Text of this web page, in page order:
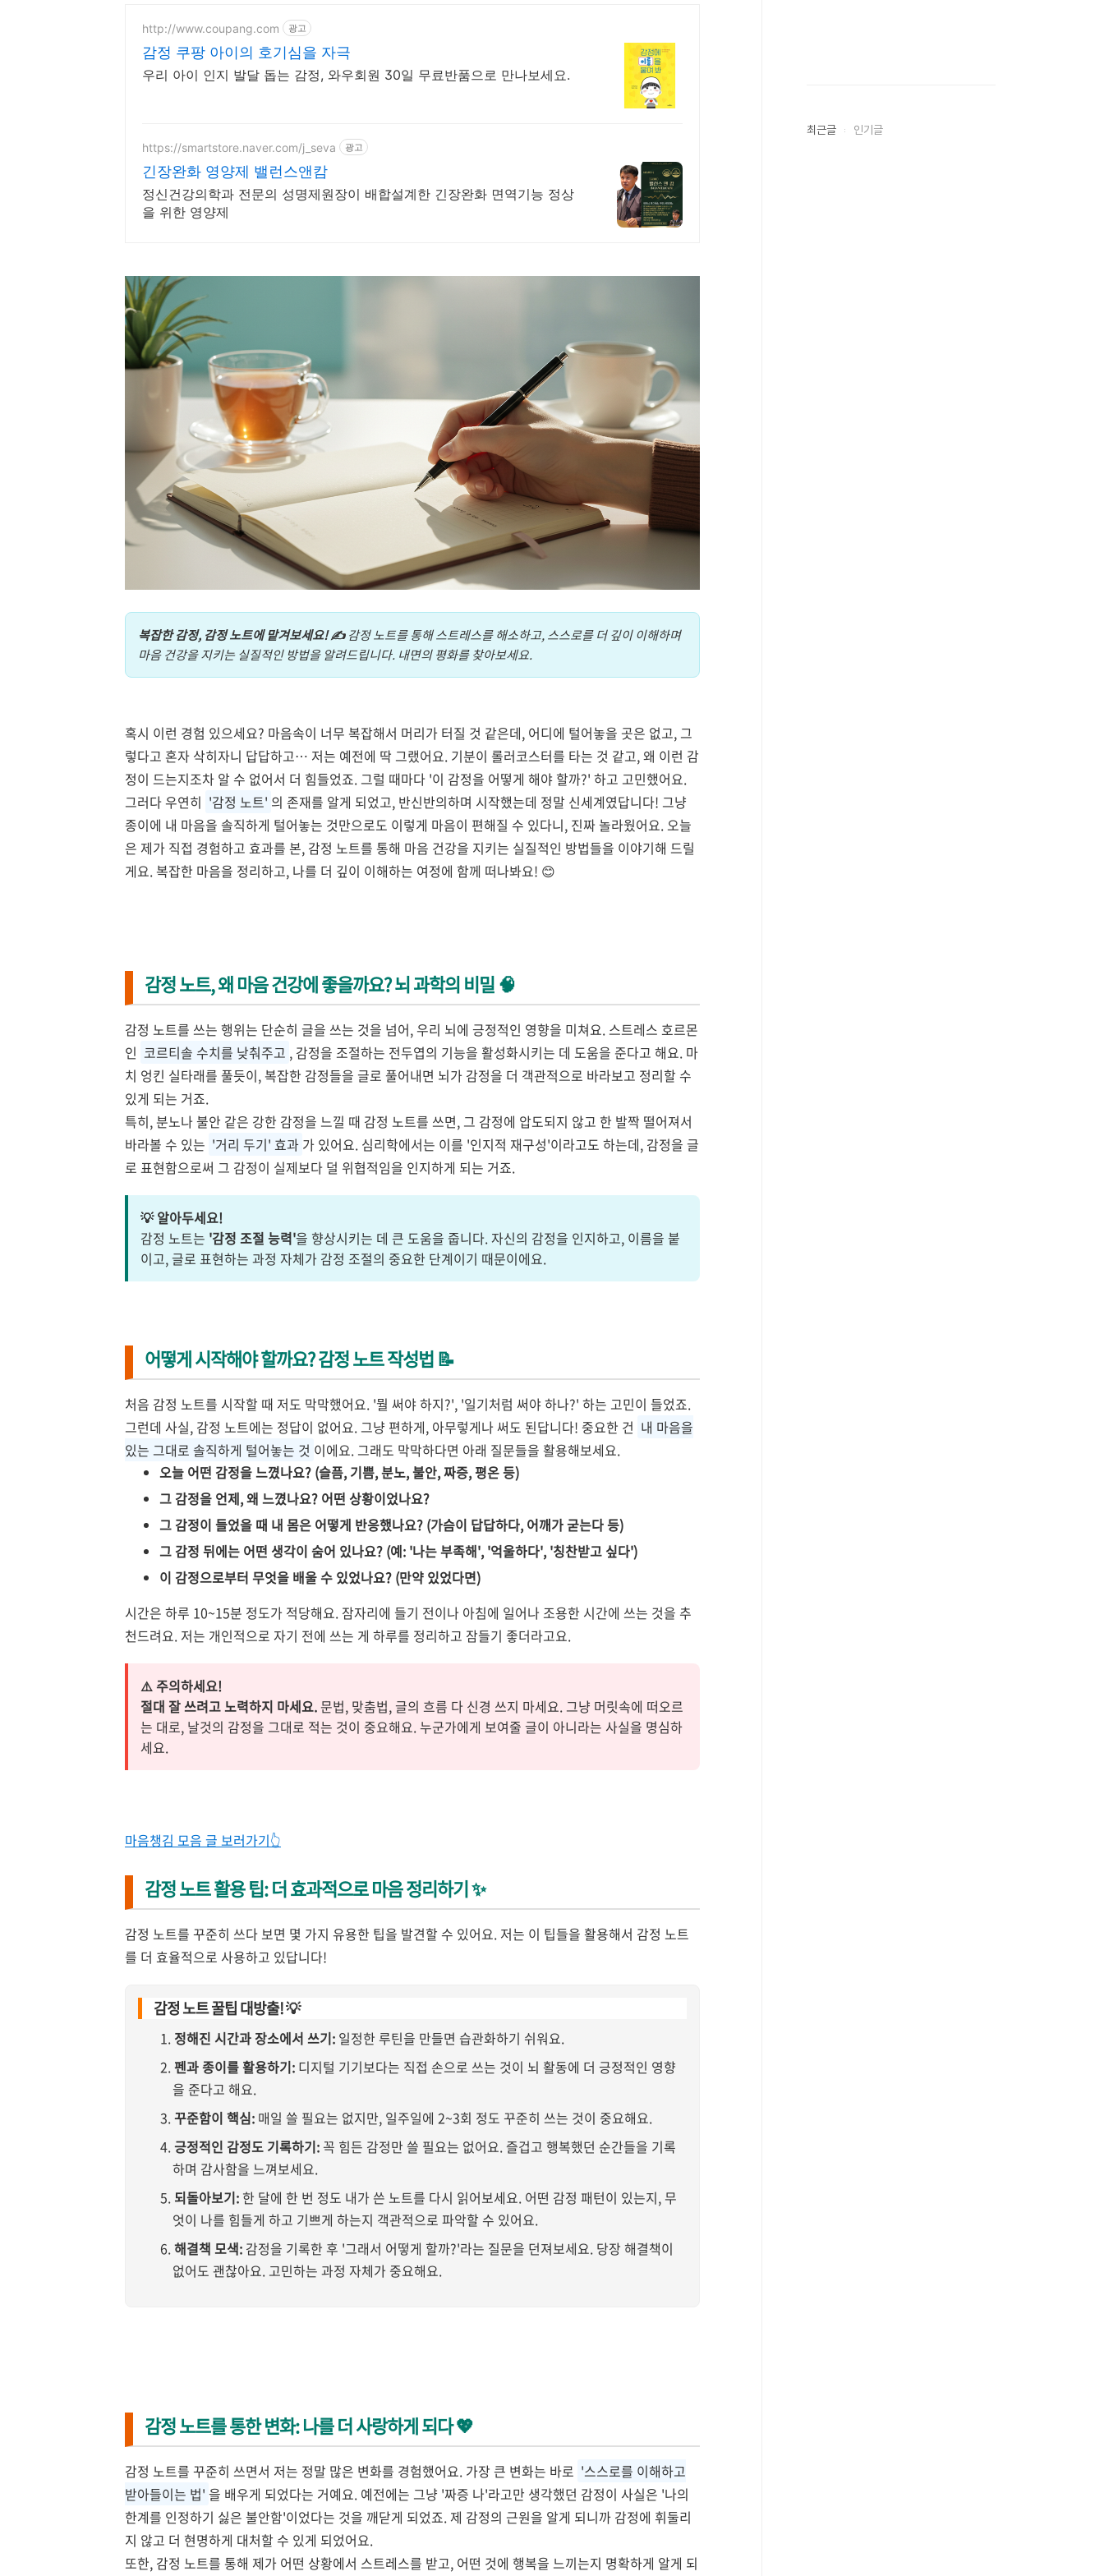
http://www.coupang.com 광고
감정 쿠팡 아이의 호기심을 자극
우리 아이 인지 발달 돕는 감정, 와우회원 30일 무료반품으로 만나보세요.
https://smartstore.naver.com/j_seva 광고
긴장완화 영양제 밸런스앤캄
정신건강의학과 전문의 성명제원장이 배합설계한 긴장완화 면역기능 정상
을 위한 영양제
복잡한 감정, 감정 노트에 맡겨보세요! ✍️감정 노트를 통해 스트레스를 해소하고, 스스로를 더 깊이 이해하며
마음 건강을 지키는 실질적인 방법을 알려드립니다. 내면의 평화를 찾아보세요.
혹시 이런 경험 있으세요? 마음속이 너무 복잡해서 머리가 터질 것 같은데, 어디에 털어놓을 곳은 없고, 그
렇다고 혼자 삭히자니 답답하고… 저는 예전에 딱 그랬어요. 기분이 롤러코스터를 타는 것 같고, 왜 이런 감
정이 드는지조차 알 수 없어서 더 힘들었죠. 그럴 때마다 '이 감정을 어떻게 해야 할까?' 하고 고민했어요.
그러다 우연히 '감정 노트' 의 존재를 알게 되었고, 반신반의하며 시작했는데 정말 신세계였답니다! 그냥
종이에 내 마음을 솔직하게 털어놓는 것만으로도 이렇게 마음이 편해질 수 있다니, 진짜 놀라웠어요. 오늘
은 제가 직접 경험하고 효과를 본, 감정 노트를 통해 마음 건강을 지키는 실질적인 방법들을 이야기해 드릴
게요. 복잡한 마음을 정리하고, 나를 더 깊이 이해하는 여정에 함께 떠나봐요! 😊
감정 노트, 왜 마음 건강에 좋을까요? 뇌 과학의 비밀 🧠
감정 노트를 쓰는 행위는 단순히 글을 쓰는 것을 넘어, 우리 뇌에 긍정적인 영향을 미쳐요. 스트레스 호르몬
인 코르티솔 수치를 낮춰주고 , 감정을 조절하는 전두엽의 기능을 활성화시키는 데 도움을 준다고 해요. 마
치 엉킨 실타래를 풀듯이, 복잡한 감정들을 글로 풀어내면 뇌가 감정을 더 객관적으로 바라보고 정리할 수
있게 되는 거죠.
특히, 분노나 불안 같은 강한 감정을 느낄 때 감정 노트를 쓰면, 그 감정에 압도되지 않고 한 발짝 떨어져서
바라볼 수 있는 '거리 두기' 효과 가 있어요. 심리학에서는 이를 '인지적 재구성'이라고도 하는데, 감정을 글
로 표현함으로써 그 감정이 실제보다 덜 위협적임을 인지하게 되는 거죠.
💡 알아두세요!
감정 노트는 '감정 조절 능력'을 향상시키는 데 큰 도움을 줍니다. 자신의 감정을 인지하고, 이름을 붙
이고, 글로 표현하는 과정 자체가 감정 조절의 중요한 단계이기 때문이에요.
어떻게 시작해야 할까요? 감정 노트 작성법 📝
처음 감정 노트를 시작할 때 저도 막막했어요. '뭘 써야 하지?', '일기처럼 써야 하나?' 하는 고민이 들었죠.
그런데 사실, 감정 노트에는 정답이 없어요. 그냥 편하게, 아무렇게나 써도 된답니다! 중요한 건 내 마음을
있는 그대로 솔직하게 털어놓는 것 이에요. 그래도 막막하다면 아래 질문들을 활용해보세요.
오늘 어떤 감정을 느꼈나요? (슬픔, 기쁨, 분노, 불안, 짜증, 평온 등)
그 감정을 언제, 왜 느꼈나요? 어떤 상황이었나요?
그 감정이 들었을 때 내 몸은 어떻게 반응했나요? (가슴이 답답하다, 어깨가 굳는다 등)
그 감정 뒤에는 어떤 생각이 숨어 있나요? (예: '나는 부족해', '억울하다', '칭찬받고 싶다')
이 감정으로부터 무엇을 배울 수 있었나요? (만약 있었다면)
시간은 하루 10~15분 정도가 적당해요. 잠자리에 들기 전이나 아침에 일어나 조용한 시간에 쓰는 것을 추
천드려요. 저는 개인적으로 자기 전에 쓰는 게 하루를 정리하고 잠들기 좋더라고요.
⚠️ 주의하세요!
절대 잘 쓰려고 노력하지 마세요.문법, 맞춤법, 글의 흐름 다 신경 쓰지 마세요. 그냥 머릿속에 떠오르
는 대로, 날것의 감정을 그대로 적는 것이 중요해요. 누군가에게 보여줄 글이 아니라는 사실을 명심하
세요.
마음챙김 모음 글 보러가기👆
감정 노트 활용 팁: 더 효과적으로 마음 정리하기 ✨
감정 노트를 꾸준히 쓰다 보면 몇 가지 유용한 팁을 발견할 수 있어요. 저는 이 팁들을 활용해서 감정 노트
를 더 효율적으로 사용하고 있답니다!
감정 노트 꿀팁 대방출! 💡
정해진 시간과 장소에서 쓰기: 일정한 루틴을 만들면 습관화하기 쉬워요.
펜과 종이를 활용하기: 디지털 기기보다는 직접 손으로 쓰는 것이 뇌 활동에 더 긍정적인 영향
을 준다고 해요.
꾸준함이 핵심: 매일 쓸 필요는 없지만, 일주일에 2~3회 정도 꾸준히 쓰는 것이 중요해요.
긍정적인 감정도 기록하기: 꼭 힘든 감정만 쓸 필요는 없어요. 즐겁고 행복했던 순간들을 기록
하며 감사함을 느껴보세요.
되돌아보기: 한 달에 한 번 정도 내가 쓴 노트를 다시 읽어보세요. 어떤 감정 패턴이 있는지, 무
엇이 나를 힘들게 하고 기쁘게 하는지 객관적으로 파악할 수 있어요.
해결책 모색: 감정을 기록한 후 '그래서 어떻게 할까?'라는 질문을 던져보세요. 당장 해결책이
없어도 괜찮아요. 고민하는 과정 자체가 중요해요.
감정 노트를 통한 변화: 나를 더 사랑하게 되다 💖
감정 노트를 꾸준히 쓰면서 저는 정말 많은 변화를 경험했어요. 가장 큰 변화는 바로 '스스로를 이해하고
받아들이는 법' 을 배우게 되었다는 거예요. 예전에는 그냥 '짜증 나'라고만 생각했던 감정이 사실은 '나의
한계를 인정하기 싫은 불안함'이었다는 것을 깨닫게 되었죠. 제 감정의 근원을 알게 되니까 감정에 휘둘리
지 않고 더 현명하게 대처할 수 있게 되었어요.
또한, 감정 노트를 통해 제가 어떤 상황에서 스트레스를 받고, 어떤 것에 행복을 느끼는지 명확하게 알게 되
최근글 인기글